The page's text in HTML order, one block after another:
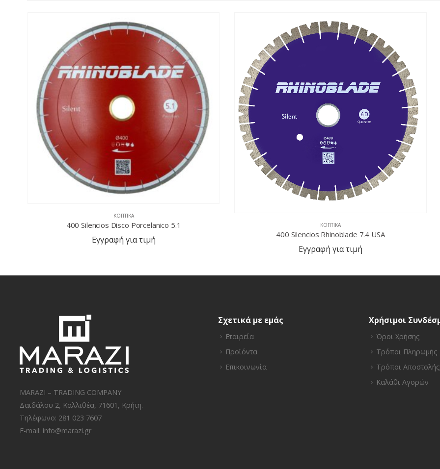
ΚΟΠΤΙΚΆ
400 Silencios Disco Porcelanico 5.1
Εγγραφή για τιμή
ΚΟΠΤΙΚΆ
400 Silencios Rhinoblade 7.4 USA
Εγγραφή για τιμή
MARAZI – TRADING COMPANY
Δαιδάλου 2, Καλλιθέα, 71601, Κρήτη.
Τηλέφωνο: 281 023 7607
E-mail: info@marazi.gr
Σχετικά με εμάς
Εταιρεία
Προϊόντα
Επικοινωνία
Χρήσιμοι
Όροι Χρήσης
Τρόποι Πληρωμής
Τρόποι Αποστολής
Καλάθι Αγορών